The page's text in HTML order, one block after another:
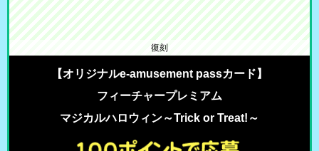
復刻
【オリジナルe-amusement passカード】
フィーチャープレミアム
マジカルハロウィン～Trick or Treat!～